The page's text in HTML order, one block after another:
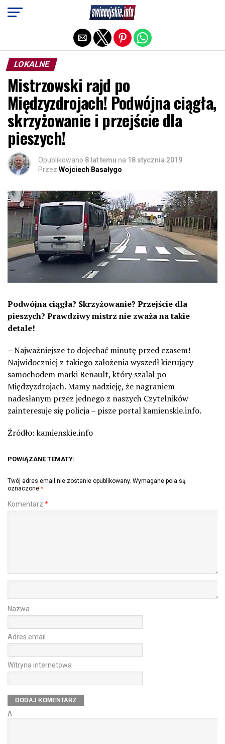
LOKALNE
Mistrzowski rajd po
Międzyzdrojach! Podwójna ciągła,
skrzyżowanie i przejście dla
pieszych!
Opublikowano 8 lat temu na 18 stycznia 2019
Przez Wojciech Basałygo
Podwójna ciągła? Skrzyżowanie? Przejście dla
pieszych? Prawdziwy mistrz nie zważa na takie
detale!
– Najważniejsze to dojechać minutę przed czasem!
Najwidoczniej z takiego założenia wyszedł kierujący
samochodem marki Renault, który szalał po
Międzyzdrojach. Mamy nadzieję, że nagraniem
nadesłanym przez jednego z naszych Czytelników
zainteresuje się policja – pisze portal kamienskie.info.
Źródło: kamienskie.info
POWIĄZANE TEMATY:
Twój adres email nie zostanie opublikowany. Wymagane pola są
oznaczone *
Komentarz *
Nazwa
Adres email
Witryna internetowa
Δ
Exit mobile version